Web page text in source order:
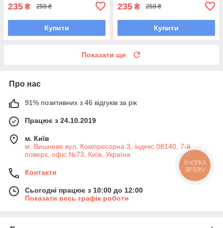
235 ₴ 259 ₴
Купити
235 ₴ 259 ₴
Купити
Показати ще
Про нас
91% позитивних з 46 відгуків за рік
Працює з 24.10.2019
м. Київ
м. Вишневе вул. Компресорна 3, індекс 08140, 7-й
поверх, офіс №73, Київ, Україна
Контакти
Сьогодні працює з 10:00 до 12:00
Показати весь графік роботи
КНОПКА
ЗВ'ЯЗКУ